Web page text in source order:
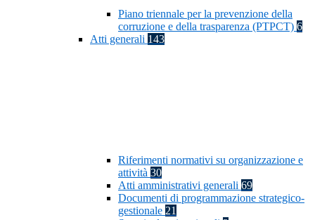
Piano triennale per la prevenzione della
corruzione e della trasparenza (PTPCT) 6
Atti generali 143
Riferimenti normativi su organizzazione e
attività 30
Atti amministrativi generali 69
Documenti di programmazione strategico-
gestionale 21